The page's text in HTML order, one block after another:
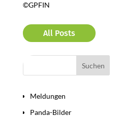
©GPFIN
All Posts
Meldungen
Panda-Bilder